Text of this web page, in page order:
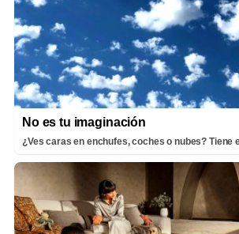
No es tu imaginación
¿Ves caras en enchufes, coches o nubes? Tiene